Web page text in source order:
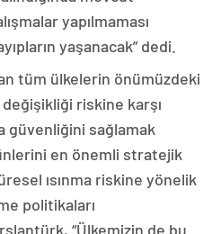
yapılmaması
yaşanacak” dedi.
tüm ülkelerin önümüzdeki
riskine karşı
güvenliğini sağlamak
en önemli stratejik
ısınma riskine yönelik
politikaları
“Ülkemizin de bu